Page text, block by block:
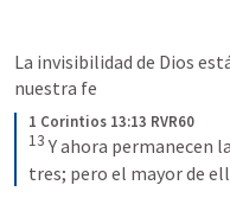
La invisibilidad de Dios
nuestra fe
1 Corintios 13:13 RVR60
13 Y ahora permanecen
tres; pero el mayor de